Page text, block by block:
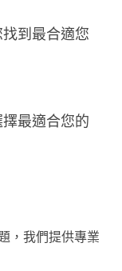
到最合適您
最適合您的
，我們提供專業